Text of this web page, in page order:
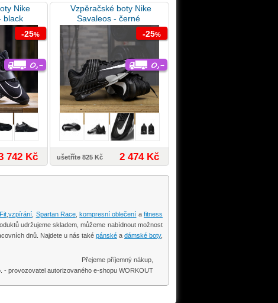
-25%
Nike
black
742 Kč
-25%
Vzpěračské boty Nike
Savaleos - černé
ušetříte 825 Kč 2 474 Kč
,vzpírání Spartan Race,kompresní oblečení afitness
udržujeme skladem, můžeme nabídnout možnost
dnů. Najdete u nás také pánskéa dámské boty,
Přejeme příjemný nákup,
- provozovatel autorizovaného e-shopu WORKOUT